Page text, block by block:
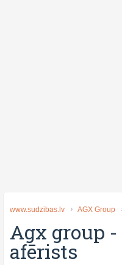
www.sudzibas.lv AGX Group
Agx group -
afērists